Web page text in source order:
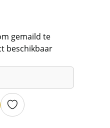
gemaild te
beschikbaar